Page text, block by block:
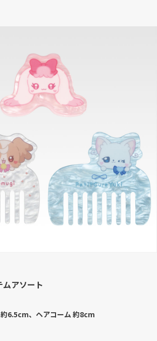
アソート
6.5cm、ヘアコーム 約8cm